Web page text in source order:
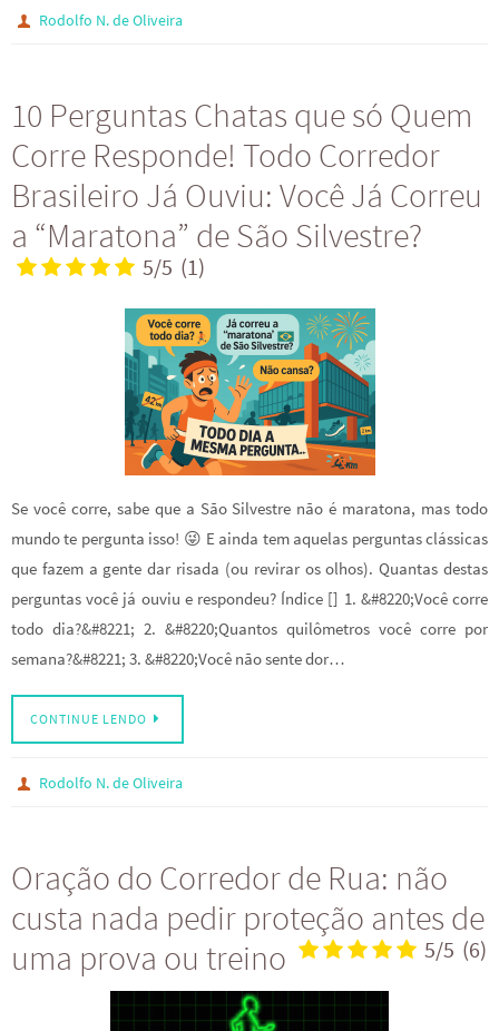
Rodolfo N. de Oliveira
10 Perguntas Chatas que só Quem
Corre Responde! Todo Corredor
Brasileiro Já Ouviu: Você Já Correu
a “Maratona” de São Silvestre?
5/5 (1)
Se você corre, sabe que a São Silvestre não é maratona, mas todo
mundo te pergunta isso! 😜 E ainda tem aquelas perguntas clássicas
que fazem a gente dar risada (ou revirar os olhos). Quantas destas
perguntas você já ouviu e respondeu? Índice [] 1. &#8220;Você corre
todo dia?&#8221; 2. &#8220;Quantos quilômetros você corre por
semana?&#8221; 3. &#8220;Você não sente dor…
CONTINUE LENDO
Rodolfo N. de Oliveira
Oração do Corredor de Rua: não
custa nada pedir proteção antes de
uma prova ou treino
5/5 (6)